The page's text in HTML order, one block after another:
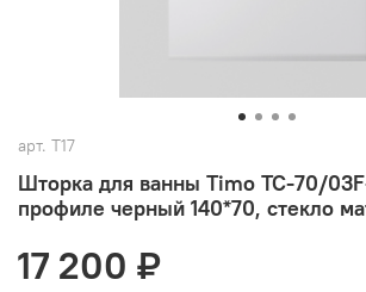
арт. T17
Шторка для ванны Timo TC-70/
профиле черный 140*70, стекло
17 200 ₽